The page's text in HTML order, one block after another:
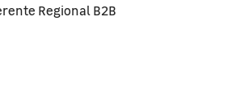
Regional B2B